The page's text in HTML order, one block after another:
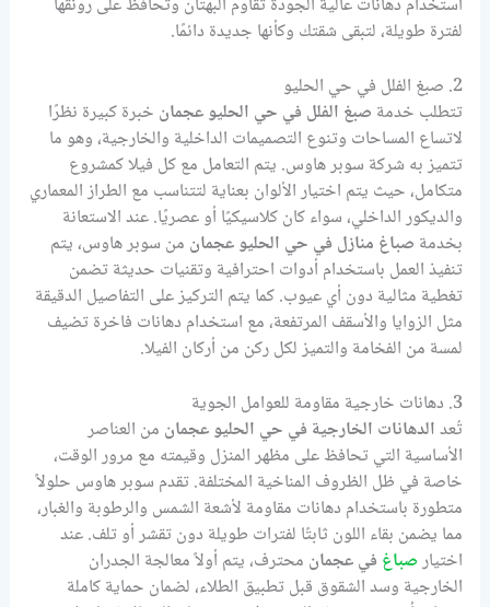
لفترة طويلة، لتبقى شقتك وكأنها جديدة دائمًا.
2. صبغ الفلل في حي الحليو
تتطلب خدمة صبغ الفلل في حي الحليو عجمان خبرة كبيرة نظرًا
لاتساع المساحات وتنوع التصميمات الداخلية والخارجية، وهو ما
تتميز به شركة سوبر هاوس. يتم التعامل مع كل فيلا كمشروع
متكامل، حيث يتم اختيار الألوان بعناية لتتناسب مع الطراز المعماري
والديكور الداخلي، سواء كان كلاسيكيًا أو عصريًا. عند الاستعانة
بخدمة صباغ منازل في حي الحليو عجمان من سوبر هاوس، يتم
تنفيذ العمل باستخدام أدوات احترافية وتقنيات حديثة تضمن
تغطية مثالية دون أي عيوب. كما يتم التركيز على التفاصيل الدقيقة
مثل الزوايا والأسقف المرتفعة، مع استخدام دهانات فاخرة تضيف
لمسة من الفخامة والتميز لكل ركن من أركان الفيلا.
3. دهانات خارجية مقاومة للعوامل الجوية
تُعدالدهانات الخارجية في حي الحليو عجمان من العناصر
الأساسية التي تحافظ على مظهر المنزل وقيمته مع مرور الوقت،
خاصة في ظل الظروف المناخية المختلفة. تقدم سوبر هاوس حلولاً
متطورة باستخدام دهانات مقاومة لأشعة الشمس والرطوبة والغبار،
مما يضمن بقاء اللون ثابتًا لفترات طويلة دون تقشر أو تلف. عند
اختيارصباغ في عجمان محترف، يتم أولاً معالجة الجدران
الخارجية وسد الشقوق قبل تطبيق الطلاء، لضمان حماية كاملة